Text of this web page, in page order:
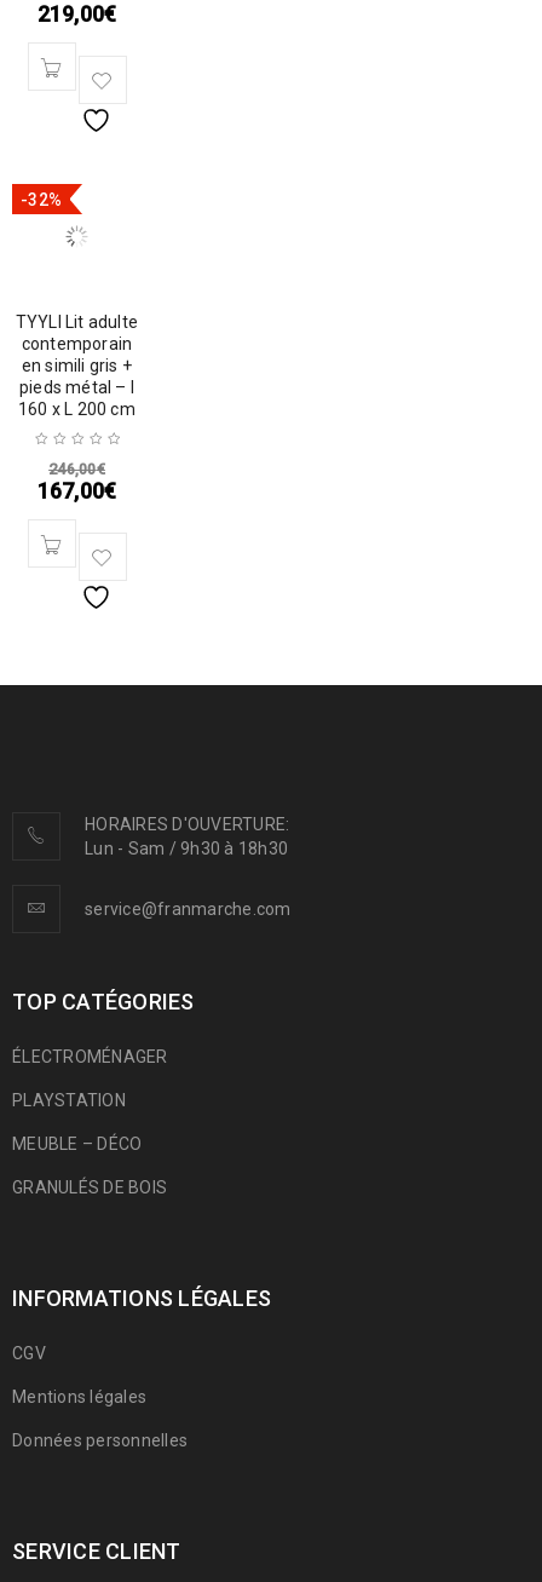
219,00€
-32%
TYYLI Lit adulte
contemporain
en simili gris +
pieds métal – l
160 x L 200 cm
246,00€
167,00€
HORAIRES D'OUVERTURE:
Lun - Sam / 9h30 à 18h30
service@franmarche.com
TOP CATÉGORIES
ÉLECTROMÉNAGER
PLAYSTATION
MEUBLE – DÉCO
GRANULÉS DE BOIS
INFORMATIONS LÉGALES
CGV
Mentions légales
Données personnelles
SERVICE CLIENT